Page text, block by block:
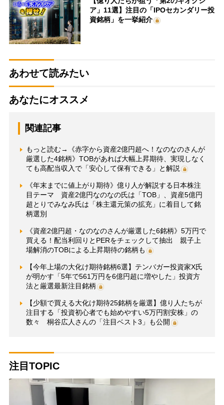
ア」11選】注目の「IPOセカンダリー投
資銘柄」を一挙紹介
あわせて読みたい
あなたにオススメ
関連記事
もっと読む→《赤字から資産2億円超へ！なのなのさんが
厳選した4銘柄》TOBがあれば大幅上昇期待、実現しなく
ても高配当収入で「安心して保有できる」と解説
《年末までに値上がり期待》億り人が解説する日本株注
目テーマ 資産2億円なのなの氏は「TOB」、資産5億円
超とりでみなみ氏は「株主還元策の拡充」に着目して銘
柄選別
《資産2億円超・なのなのさんが厳選した6銘柄》5万円で
買える！配当利回りとPERをチェックして抽出 親子上
場解消のTOBによる上昇期待の銘柄も
【今年上場の大化け期待銘柄6選】テンバガー投資家X氏
が明かす「5年で561万円を6億円超に増やした」投資方
法と厳選最新注目銘柄
【少額で買える大化け期待25銘柄を厳選】億り人たちが
注目する「投資初心者でも始めやすい5万円割安株」の
数々 桐谷広人さんの「注目ベスト3」も公開
注目TOPIC